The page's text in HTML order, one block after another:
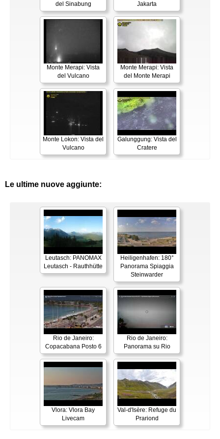
del Sinabung
Jakarta
Monte Merapi: Vista
del Vulcano
Monte Merapi: Vista
del Monte Merapi
Monte Lokon: Vista del
Vulcano
Galunggung: Vista del
Cratere
Le ultime nuove aggiunte:
Leutasch: PANOMAX
Leutasch - Rauthhütte
Heiligenhafen: 180°
Panorama Spiaggia
Steinwarder
Rio de Janeiro:
Copacabana Posto 6
Rio de Janeiro:
Panorama su Rio
Vlora: Vlora Bay
Livecam
Val-d'Isère: Refuge du
Prariond